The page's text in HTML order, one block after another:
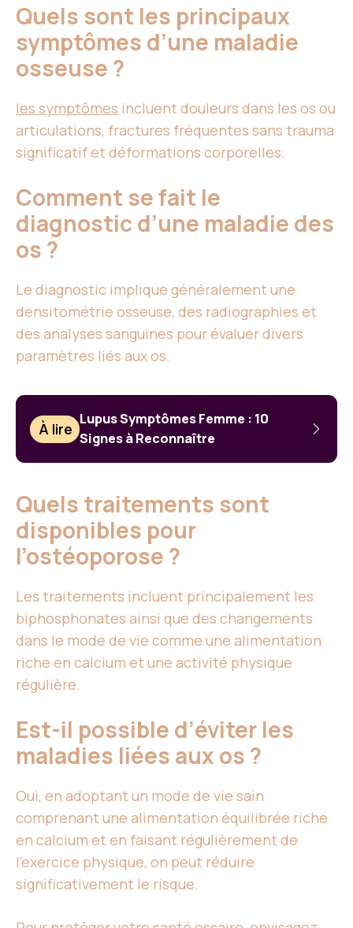
Quels sont les principaux
symptômes d’une maladie
osseuse ?
les symptômes incluent douleurs dans les os ou
articulations, fractures fréquentes sans trauma
significatif et déformations corporelles.
Comment se fait le
diagnostic d’une maladie des
os ?
Le diagnostic implique généralement une
densitométrie osseuse, des radiographies et
des analyses sanguines pour évaluer divers
paramètres liés aux os.
À lire
Lupus Symptômes Femme : 10
Signes à Reconnaître
Quels traitements sont
disponibles pour
l’ostéoporose ?
Les traitements incluent principalement les
biphosphonates ainsi que des changements
dans le mode de vie comme une alimentation
riche en calcium et une activité physique
régulière.
Est-il possible d’éviter les
maladies liées aux os ?
Oui, en adoptant un mode de vie sain
comprenant une alimentation équilibrée riche
en calcium et en faisant régulièrement de
l’exercice physique, on peut réduire
significativement le risque.